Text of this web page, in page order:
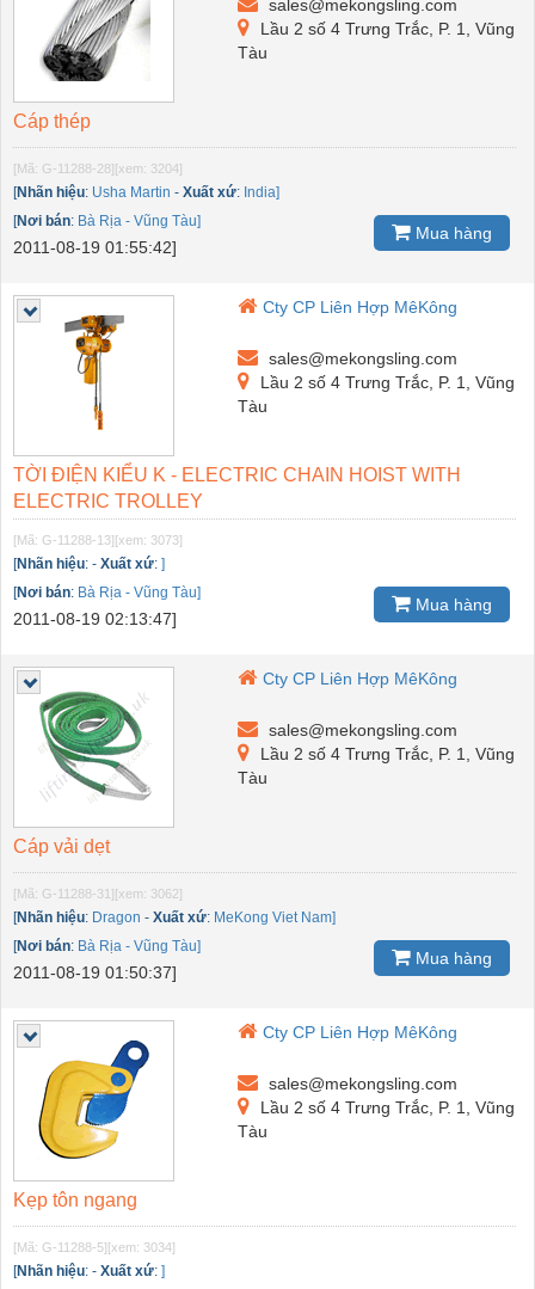
sales@mekongsling.com
Lầu 2 số 4 Trưng Trắc, P. 1, Vũng
Tàu
Cáp thép
[Mã: G-11288-28][xem: 3204]
[Nhãn hiệu: Usha Martin - Xuất xứ: India]
[Nơi bán: Bà Rịa - Vũng Tàu]
2011-08-19 01:55:42]
Mua hàng
Cty CP Liên Hợp MêKông
sales@mekongsling.com
Lầu 2 số 4 Trưng Trắc, P. 1, Vũng
Tàu
TỜI ĐIỆN KIỂU K - ELECTRIC CHAIN HOIST WITH
ELECTRIC TROLLEY
[Mã: G-11288-13][xem: 3073]
[Nhãn hiệu: - Xuất xứ: ]
[Nơi bán: Bà Rịa - Vũng Tàu]
2011-08-19 02:13:47]
Mua hàng
Cty CP Liên Hợp MêKông
sales@mekongsling.com
Lầu 2 số 4 Trưng Trắc, P. 1, Vũng
Tàu
Cáp vải dẹt
[Mã: G-11288-31][xem: 3062]
[Nhãn hiệu: Dragon - Xuất xứ: MeKong Viet Nam]
[Nơi bán: Bà Rịa - Vũng Tàu]
2011-08-19 01:50:37]
Mua hàng
Cty CP Liên Hợp MêKông
sales@mekongsling.com
Lầu 2 số 4 Trưng Trắc, P. 1, Vũng
Tàu
Kẹp tôn ngang
[Mã: G-11288-5][xem: 3034]
[Nhãn hiệu: - Xuất xứ: ]